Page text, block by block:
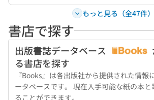
もっと見る（全47件）
書店で探す
出版書誌データベース
る書店を探す
『Books』は各出版社から提供された情報
ータベースです。 現在入手可能な紙の本
ることができます。